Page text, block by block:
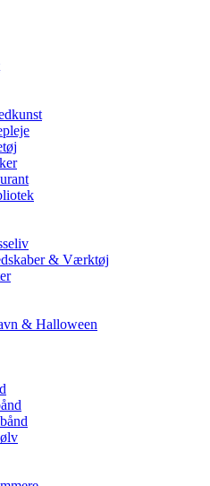
& Værktøj
& Halloween